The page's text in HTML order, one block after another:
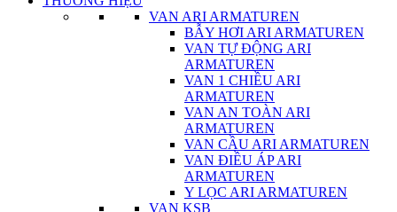
VAN ARI ARMATUREN
BẪY HƠI ARI ARMATUREN
VAN TỰ ĐỘNG ARI
ARMATUREN
VAN 1 CHIỀU ARI
ARMATUREN
VAN AN TOÀN ARI
ARMATUREN
VAN CẦU ARI ARMATUREN
VAN ĐIỀU ÁP ARI
ARMATUREN
Y LỌC ARI ARMATUREN
VAN KSB